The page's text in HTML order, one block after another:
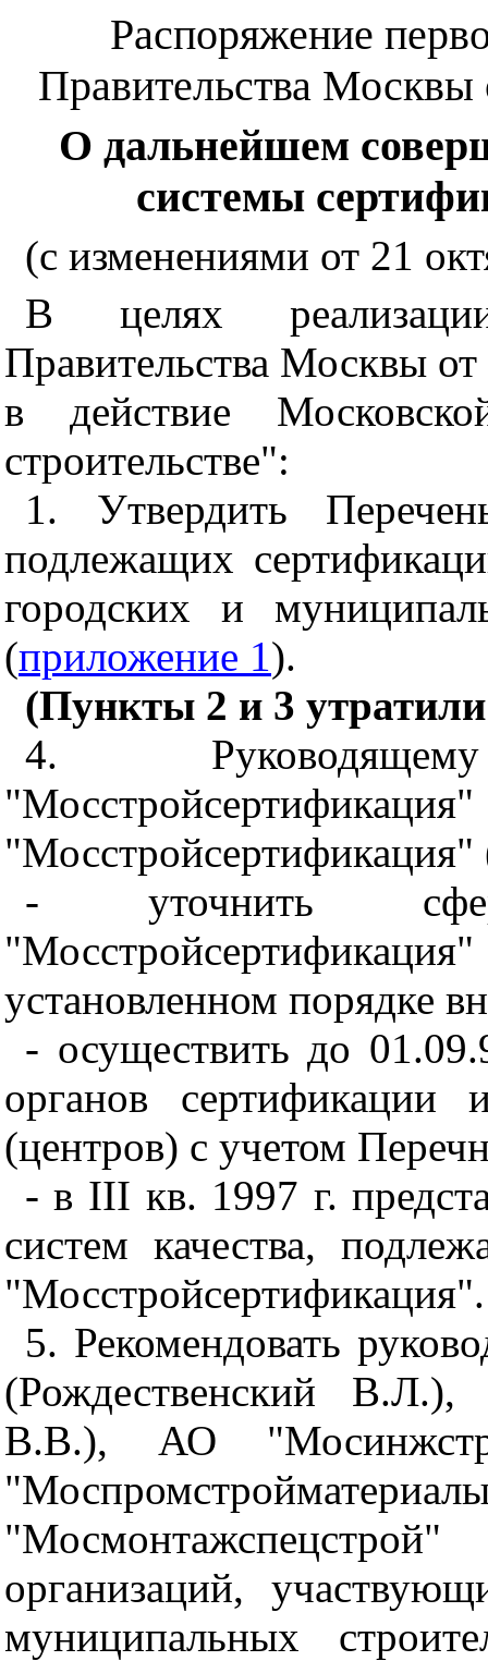
Распоряжение
Правительства
О дальнейшем
системы
(с изменениями от 21
В целях
Правительства Москвы
в действие
строительстве":
1. Утвердить
подлежащих
городских и
(приложение 1).
(Пункты 2 и 3
4.
- уточнить
установленном порядке
- осуществить до
органов сертификации
(центров) с учетом
- в III кв. 1997 г.
систем качества,
"Мосстройсертификация".
5. Рекомендовать
(Рождественский
В.В.), АО
организаций,
муниципальных